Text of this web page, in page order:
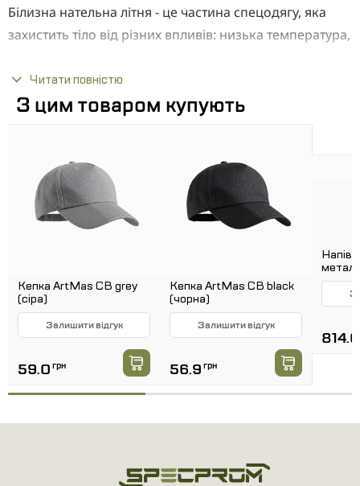
Білизна нательна літня - це частина спецодягу, яка
захистить тіло від різних впливів: низька температура,
пошкоджень.
Переваги:
Призначено підодягати під основний одяг на
оголене тіло
Відмінні риси:
Сезон: Літо
Країна виробник: Україна
Читати повністю
З цим товаром купують
Кепка ArtMas CB grey
(сіра)
Залишити відгук
59.0 грн
Кепка ArtMas CB black
(чорна)
Залишити відгук
56.9 грн
814.6